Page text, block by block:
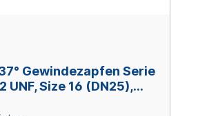
Gewindezapfen Serie
UNF, Size 16 (DN25),